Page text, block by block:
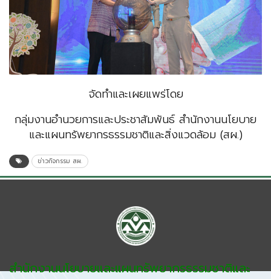
จัดทำและเผยแพร่โดย
กลุ่มงานอำนวยการและประชาสัมพันธ์ สำนักงานนโยบาย
และแผนทรัพยากรธรรมชาติและสิ่งแวดล้อม (สผ.)
ข่าวกิจกรรม สผ.
สำนักงานนโยบายและแผนทรัพยากรธรรมชาติและ